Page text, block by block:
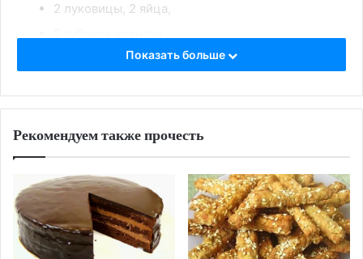
2 луковицы, 2 яйца,
2 лавровых листа,
4 веточки петрушки,
2 ст. л.растительного масла
Приготовление:
Вскипятить 1 стакан воды, добавить масло,
всыпать просеянную муку и замесить тесто.
Грибы варить 10 минут со специями, чесноком
Показать больше
Рекомендуем также прочесть